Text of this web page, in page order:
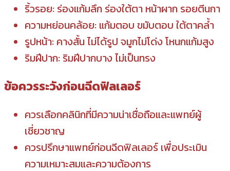
ริ้วรอย: ร่องแก้มลึก ร่องใต้ตา หน้าผาก รอยตีนกา
ความหย่อนคล้อย: แก้มตอบ ขมับตอบ ใต้ตาคล้ำ
รูปหน้า: คางสั้น ไม่ได้รูป จมูกไม่โด่ง โหนกแก้มสูง
ริมฝีปาก: ริมฝีปากบาง ไม่เป็นทรง
ข้อควรระวังก่อนฉีดฟิลเลอร์
ควรเลือกคลินิกที่มีความน่าเชื่อถือและแพทย์ผู้
เชี่ยวชาญ
ควรปรึกษาแพทย์ก่อนฉีดฟิลเลอร์ เพื่อประเมิน
ความเหมาะสมและความต้องการ